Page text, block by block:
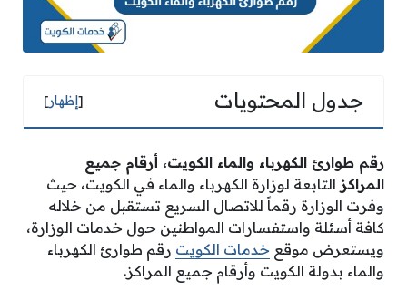
جدول المحتويات [إظهار]
رقم طوارئ الكهرباء والماء الكويت، أرقام جميع
المراكز التابعة لوزارة الكهرباء والماء في الكويت، حيث
وفرت الوزارة رقماً للاتصال السريع تستقبل من خلاله
كافة أسئلة واستفسارات المواطنين حول خدمات الوزارة،
ويستعرض موقع خدمات الكويت رقم طوارئ الكهرباء
والماء بدولة الكويت وأرقام جميع المراكز.